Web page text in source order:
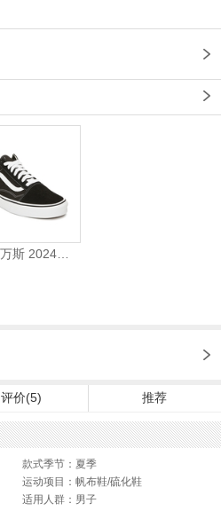
评价(5) 推荐
款式季节：夏季
运动项目：帆布鞋/硫化鞋
适用人群：男子